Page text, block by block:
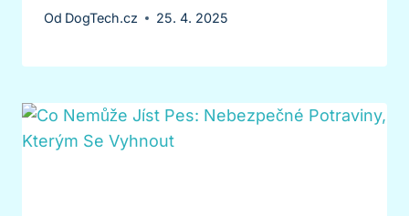
Od DogTech.cz 25. 4. 2025